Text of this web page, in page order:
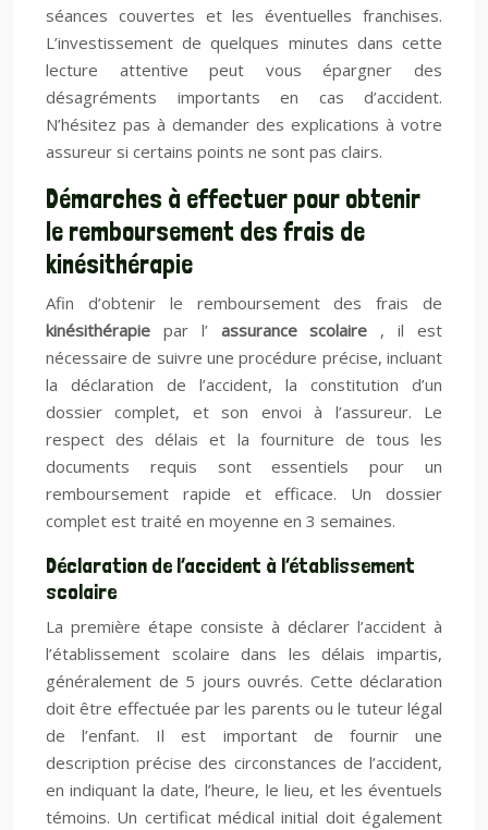
séances couvertes et les éventuelles franchises.
L’investissement de quelques minutes dans cette
lecture attentive peut vous épargner des
désagréments importants en cas d’accident.
N’hésitez pas à demander des explications à votre
assureur si certains points ne sont pas clairs.
Démarches à effectuer pour obtenir
le remboursement des frais de
kinésithérapie
Afin d’obtenir le remboursement des frais de
kinésithérapie par l’ assurance scolaire , il est
nécessaire de suivre une procédure précise, incluant
la déclaration de l’accident, la constitution d’un
dossier complet, et son envoi à l’assureur. Le
respect des délais et la fourniture de tous les
documents requis sont essentiels pour un
remboursement rapide et efficace. Un dossier
complet est traité en moyenne en 3 semaines.
Déclaration de l’accident à l’établissement
scolaire
La première étape consiste à déclarer l’accident à
l’établissement scolaire dans les délais impartis,
généralement de 5 jours ouvrés. Cette déclaration
doit être effectuée par les parents ou le tuteur légal
de l’enfant. Il est important de fournir une
description précise des circonstances de l’accident,
en indiquant la date, l’heure, le lieu, et les éventuels
témoins. Un certificat médical initial doit également